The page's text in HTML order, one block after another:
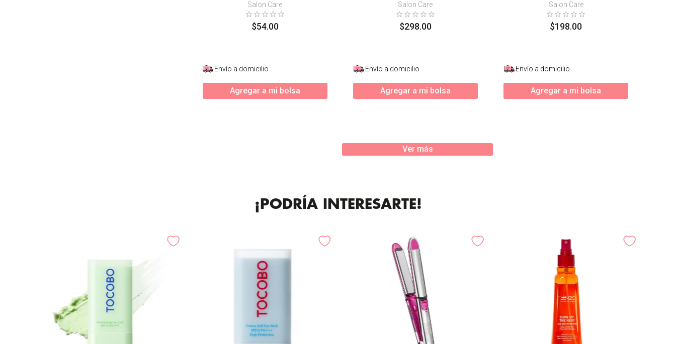
Salon Care
$54.00
Envío a domicilio
Agregar a mi bolsa
Salon Care
$298.00
Envío a domicilio
Agregar a mi bolsa
Salon Care
$198.00
Envío a domicilio
Agregar a mi bolsa
Ver más
¡PODRÍA INTERESARTE!